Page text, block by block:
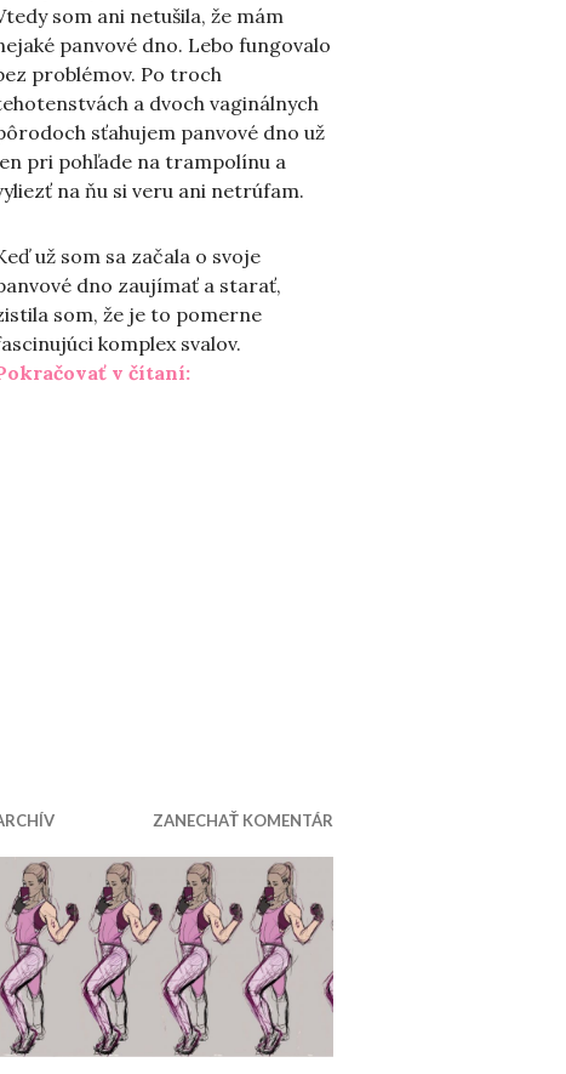
som ani netušila, že mám
panvové dno. Lebo fungovalo
problémov. Po troch
a dvoch vaginálnych
sťahujem panvové dno už
pri pohľade na trampolínu a
na ňu si veru ani netrúfam.
už som sa začala o svoje
dno zaujímať a starať,
som, že je to pomerne
komplex svalov.
v čítaní:„Ako sa má vaše panvové dno?“
ZANECHAŤ KOMENTÁR